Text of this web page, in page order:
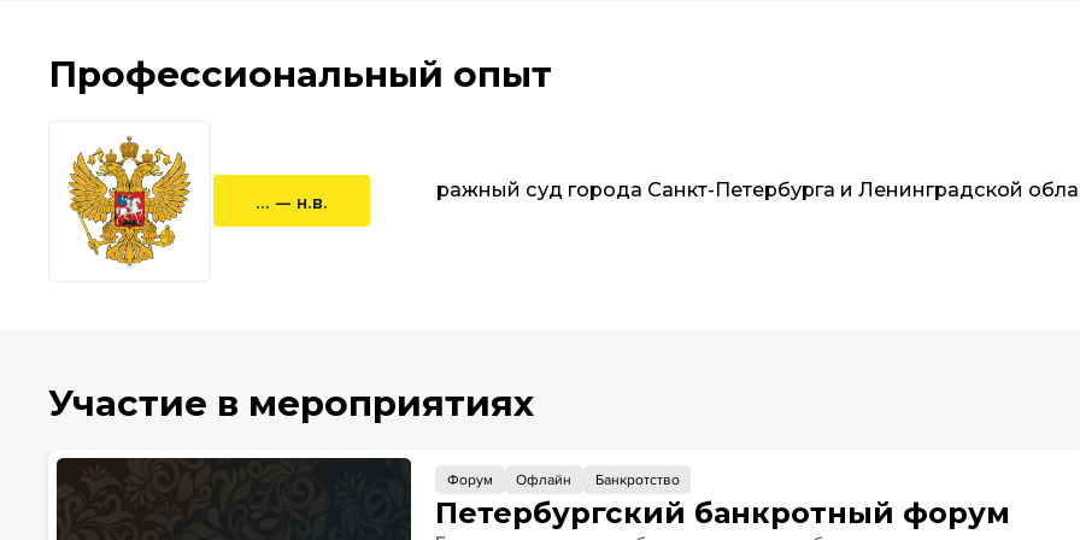
Профессиональный опыт
... — н.в.
Арбитражный суд города Санкт-Петербурга и Ленинградской
Участие в мероприятиях
Форум Офлайн Банкротство
Петербургский банкротный форум